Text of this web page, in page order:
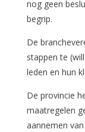
nog geen
begrip.
De
stappen te
leden en hun
De provincie
maatregelen
aannemen